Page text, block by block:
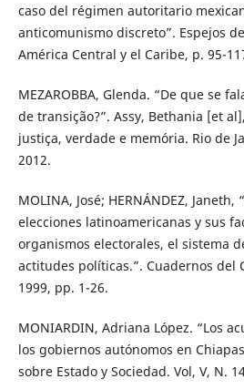
caso del régimen autoritario
anticomunismo discreto”. Espejos
América Central y el Caribe, p. 95-
MEZAROBBA, Glenda. “De que se
de transição?”. Assy, Bethania [et
justiça, verdade e memória. Rio de
2012.
MOLINA, José; HERNÁNDEZ,
elecciones latinoamericanas y sus
organismos electorales, el sistema
actitudes políticas.”. Cuadernos del
1999, pp. 1-26.
MONIARDIN, Adriana López. “Los
los gobiernos autónomos en
sobre Estado y Sociedad. Vol, V, N.